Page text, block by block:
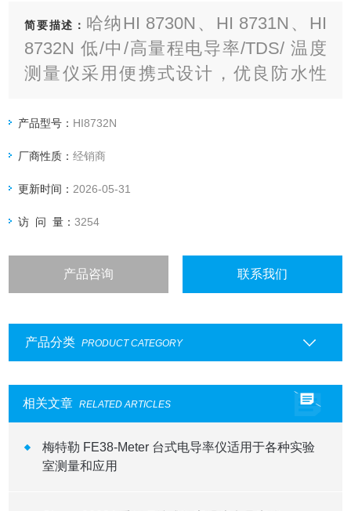
简要描述： 哈纳HI 8730N、HI 8731N、HI
8732N 低/中/高量程电导率/TDS/ 温度
测量仪采用便携式设计，优良防水性
程，您可以根据需要进行选择
产品型号： HI8732N
厂商性质：经销商
更新时间： 2026-05-31
访 问 量：3254
产品咨询 联系我们
产品分类 PRODUCT CATEGORY
相关文章 RELATED ARTICLES
梅特勒 FE38-Meter 台式电导率仪适用于各种实验
室测量和应用